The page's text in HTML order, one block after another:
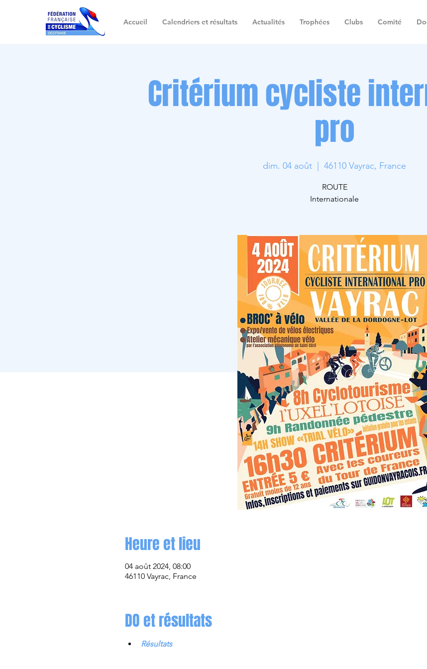
Accueil Calendriers et résultats Actualités Trophées Clubs Comité
Critérium cycliste
pro
dim. 04 août 46110 Vayrac, France
ROUTE
Internationale
Heure et lieu
04 août 2024, 08:00
46110 Vayrac, France
DO et résultats
Résultats